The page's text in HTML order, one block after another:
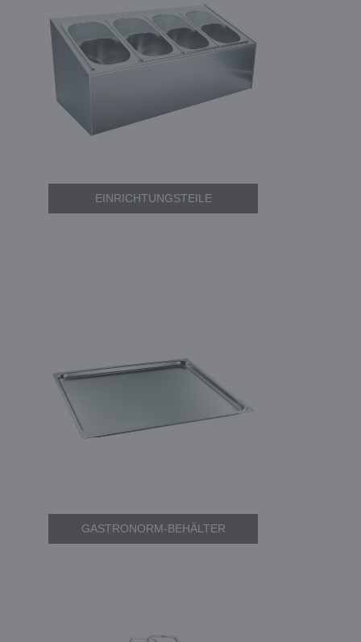
EINRICHTUNGSTEILE
GASTRONORM-BEHÄLTER